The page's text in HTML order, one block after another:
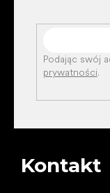
Podając swój
prywatności.
Kontakt